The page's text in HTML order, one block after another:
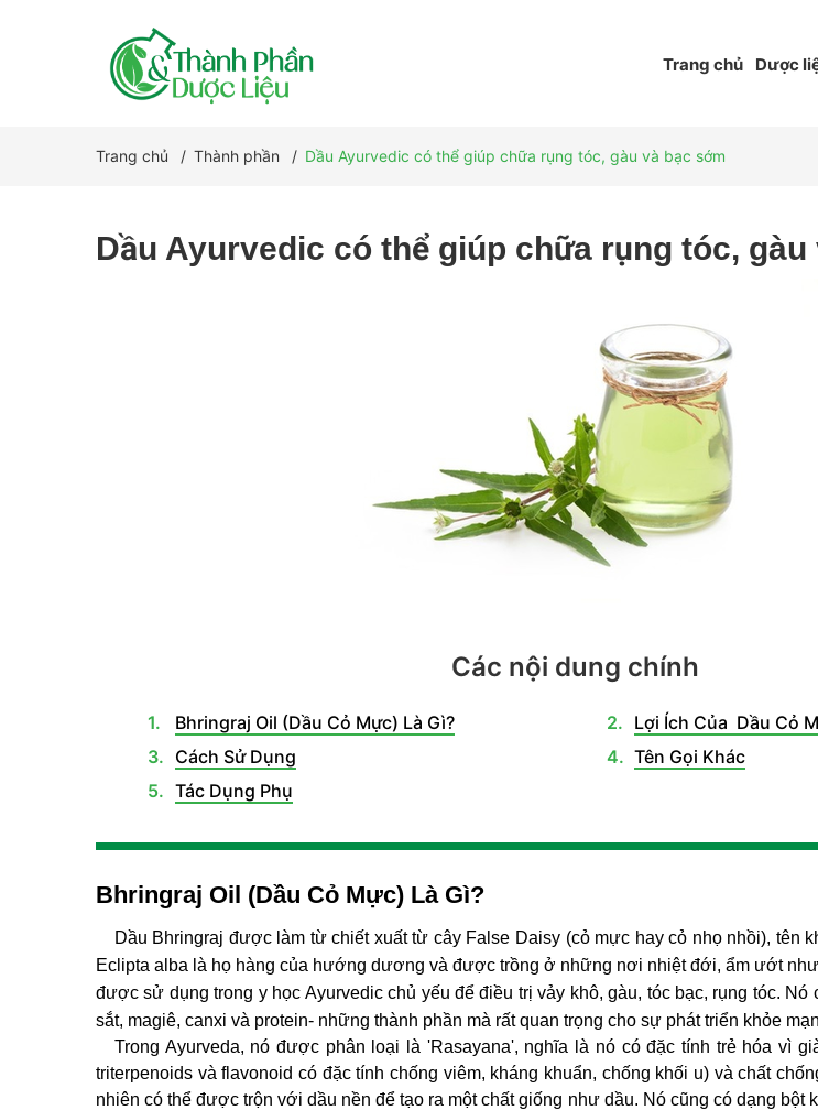
Trang chủ Dược
Trang chủ / Thành phần / Dầu Ayurvedic có thể giúp chữa rụng tóc, gàu và bạc sớm
Dầu Ayurvedic có thể giúp chữa rụng tóc, gàu
Các nội dung chính
Bhringraj Oil (Dầu Cỏ Mực) Là Gì?
Lợi Ích Của Dầu Cỏ
Cách Sử Dụng
Tên Gọi Khác
Tác Dụng Phụ
Bhringraj Oil (Dầu Cỏ Mực) Là Gì?
Dầu Bhringraj được làm từ chiết xuất từ cây False Daisy (cỏ mực hay cỏ nhọ nhồi), tên
Eclipta alba là họ hàng của hướng dương và được trồng ở những nơi nhiệt đới, ẩm ướt
được sử dụng trong y học Ayurvedic chủ yếu để điều trị vảy khô, gàu, tóc bạc, rụng tóc. Nó
sắt, magiê, canxi và protein- những thành phần mà rất quan trọng cho sự phát triển khỏe
Trong Ayurveda, nó được phân loại là 'Rasayana', nghĩa là nó có đặc tính trẻ hóa vì
triterpenoids và flavonoid có đặc tính chống viêm, kháng khuẩn, chống khối u) và chất
nhiên có thể được trộn với dầu nền để tạo ra một chất giống như dầu. Nó cũng có dạng bột